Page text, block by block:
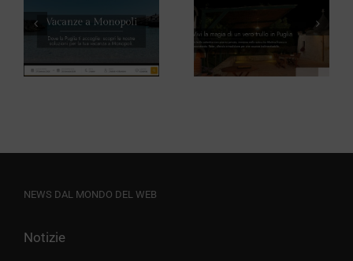
Trullo del
Operator Il
Girasole
Viaggi
NEWS DAL MONDO DEL WEB
Notizie